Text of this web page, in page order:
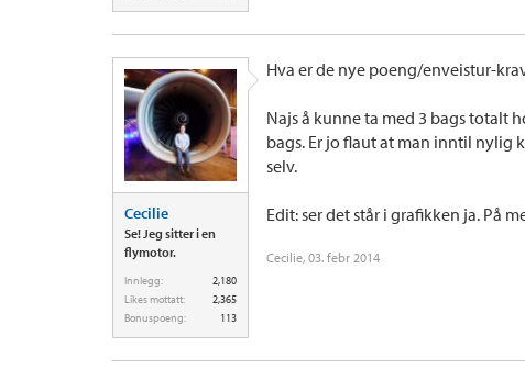
Cecilie
Se! Jeg sitter i en
flymotor.
Innlegg:
2,180
Likes mottatt:
2,365
Bonuspoeng:
113
Hva er de nye poeng/enveistur-
Najs å kunne ta med 3 bags totalt
bags. Er jo flaut at man inntil nylig
selv.
Edit: ser det står i grafikken ja. På
Cecilie, 03. febr 2014